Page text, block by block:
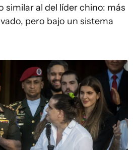
similar al del líder chino: más
pero bajo un sistema